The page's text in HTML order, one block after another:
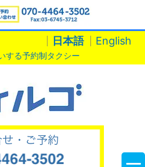
日本語 English
する予約制タクシー